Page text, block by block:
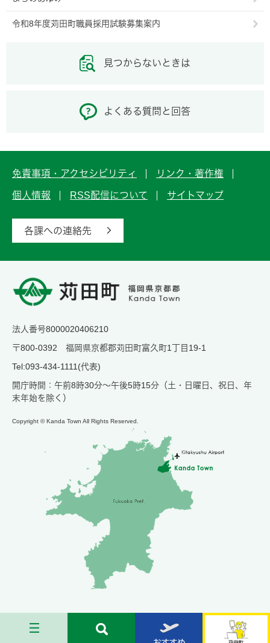
令和8年度苅田町職員採用試験募集案内
見つからないときは
よくある質問と回答
免責事項・アクセシビリティ リンク・著作権
個人情報 RSS配信について サイトマップ
各課への連絡先
法人番号8000020406210
〒800-0392 福岡県京都郡苅田町富久町1丁目19-1
Tel:093-434-1111(代表)
開庁時間：午前8時30分～午後5時15分（土・日曜日、祝日、年
末年始を除く）
Copyright © Kanda Town All Rights Reserved.